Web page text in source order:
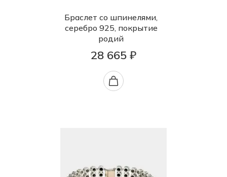
Браслет со шпинелями,
серебро 925, покрытие
родий
28 665 ₽